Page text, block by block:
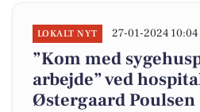
LOKALT NYT 27-01-2024 10:04
”Kom med
arbejde” ved
Østergaard Poulsen